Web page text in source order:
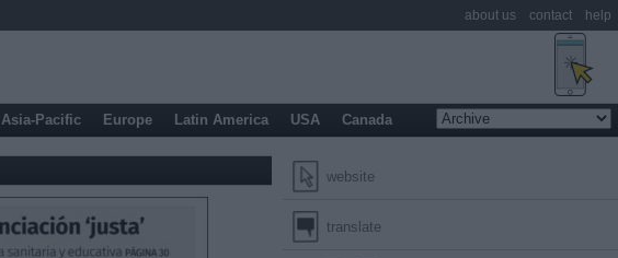
Asia-Pacific Europe Latin America USA Canada
website
translate
about us contact help